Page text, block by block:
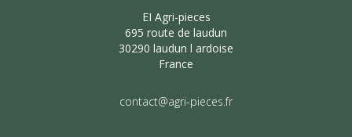
EI Agri-pieces
695 route de laudun
30290 laudun l ardoise
France
contact@agri-pieces.fr